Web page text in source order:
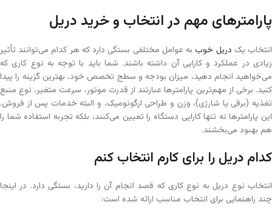
پارامترهای مهم در انتخاب و خرید دریل
انتخاب یک دریل خوببه عوامل مختلفی بستگی دارد که هر کدام می‌توانند تأثیر
زیادی در عملکرد و کارایی آن داشته باشند. شما باید با توجه به نوع کاری که
می‌خواهید انجام دهید، میزان بودجه و سطح تخصص خود، بهترین گزینه را پیدا
کنید. برخی از مهم‌ترین پارامترها عبارتند از قدرت موتور، سرعت متغیر، نوع منبع
تغذیه (برقی یا شارژی)، وزن و طراحی ارگونومیک، و البته خدمات پس از فروش.
این پارامترها نه تنها کارایی دستگاه را تعیین می‌کنند، بلکه تجربه استفاده شما را
هم بهبود می‌بخشند.
کدام دریل را برای کارم انتخاب کنم
انتخاب نوع دریل به نوع کاری که قصد انجام آن را دارید، بستگی دارد. در اینجا
چند راهنمایی برای انتخاب مناسب ارائه شده است: